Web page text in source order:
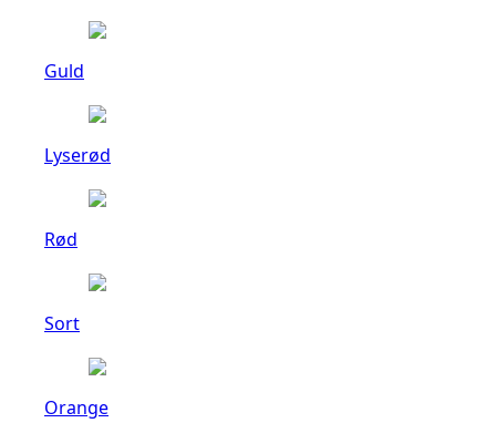
Guld
Lyserød
Rød
Sort
Orange